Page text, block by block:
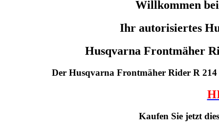
Willkommen
Ihr autorisiertes
Husqvarna Frontmäher
Der Husqvarna Frontmäher Rider R
Kaufen Sie jetzt